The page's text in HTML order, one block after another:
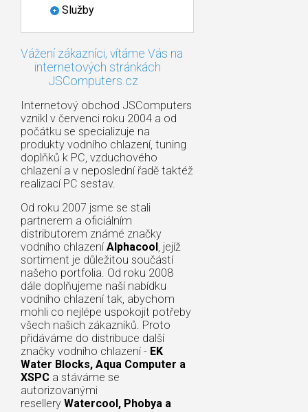
Služby
Vážení zákazníci, vítáme Vás na
internetových stránkách
JSComputers.cz
Internetový obchod JSComputers
vznikl v červenci roku 2004 a od
počátku se specializuje na
produkty vodního chlazení, tuning
doplňků k PC, vzduchového
chlazení a v neposlední řadě taktéž
realizací PC sestav.
Od roku 2007 jsme se stali
partnerem a oficiálním
distributorem známé značky
vodního chlazení Alphacool, jejíž
sortiment je důležitou součástí
našeho portfolia. Od roku 2008
dále doplňujeme naší nabídku
vodního chlazení tak, abychom
mohli co nejlépe uspokojit potřeby
všech našich zákazníků. Proto
přidáváme do distribuce další
značky vodního chlazení - EK
Water Blocks, Aqua Computer a
XSPC a stáváme se
autorizovanými
resellery Watercool, Phobya a